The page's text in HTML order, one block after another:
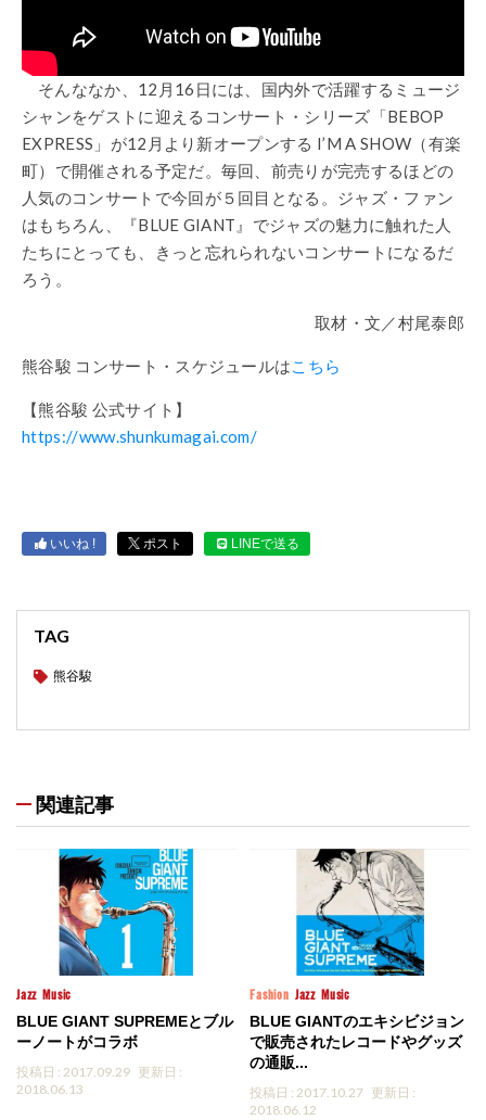
そんななか、12月16日には、国内外で活躍するミュージ
シャンをゲストに迎えるコンサート・シリーズ「BEBOP
EXPRESS」が12月より新オープンする I’M A SHOW（有楽
町）で開催される予定だ。毎回、前売りが完売するほどの
人気のコンサートで今回が５回目となる。ジャズ・ファン
はもちろん、『BLUE GIANT』でジャズの魅力に触れた人
たちにとっても、きっと忘れられないコンサートになるだ
ろう。
取材・文／村尾泰郎
熊谷駿 コンサート・スケジュールはこちら
【熊谷駿 公式サイト】
https://www.shunkumagai.com/
いいね ! ポスト LINEで送る
TAG
熊谷駿
関連記事
Jazz Music
BLUE GIANT SUPREMEとブル
ーノートがコラボ
投稿日 : 2017.09.29 更新日 :
2018.06.13
Fashion Jazz Music
BLUE GIANTのエキシビジョン
で販売されたレコードやグッズ
の通販...
投稿日 : 2017.10.27 更新日 :
2018.06.12